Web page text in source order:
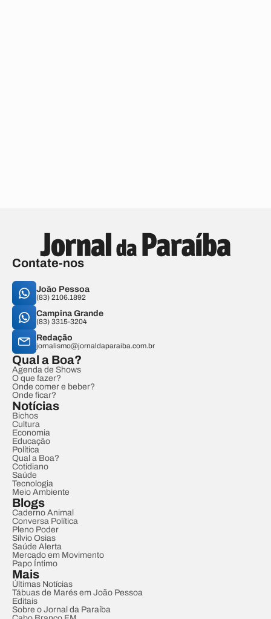
Contate-nos
João Pessoa
(83) 2106.1892
Campina Grande
(83) 3315-3204
Redação
jornalismo@jornaldaparaiba.com.br
Qual a Boa?
Agenda de Shows
O que fazer?
Onde comer e beber?
Onde ficar?
Notícias
Bichos
Cultura
Economia
Educação
Política
Qual a Boa?
Cotidiano
Saúde
Tecnologia
Meio Ambiente
Blogs
Caderno Animal
Conversa Política
Pleno Poder
Sílvio Osias
Saúde Alerta
Mercado em Movimento
Papo Íntimo
Mais
Últimas Notícias
Tábuas de Marés em João Pessoa
Editais
Sobre o Jornal da Paraíba